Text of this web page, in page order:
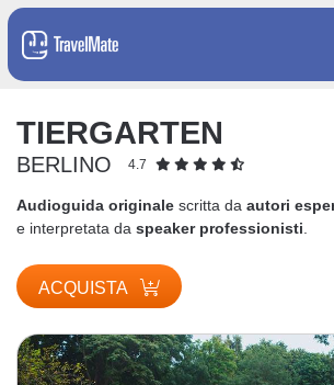
TIERGARTEN
BERLINO 4.7
Audioguida originale scritta da autori
e interpretata da speaker professionisti
ACQUISTA